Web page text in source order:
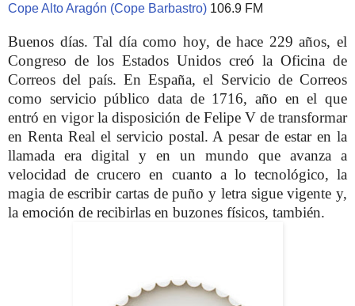
Cope Alto Aragón (Cope Barbastro) 106.9 FM
Buenos días. Tal día como hoy, de hace 229 años, el
Congreso de los Estados Unidos creó la Oficina de
Correos del país. En España, el Servicio de Correos
como servicio público data de 1716, año en el que
entró en vigor la disposición de Felipe V de transformar
en Renta Real el servicio postal. A pesar de estar en la
llamada era digital y en un mundo que avanza a
velocidad de crucero en cuanto a lo tecnológico, la
magia de escribir cartas de puño y letra sigue vigente y,
la emoción de recibirlas en buzones físicos, también.